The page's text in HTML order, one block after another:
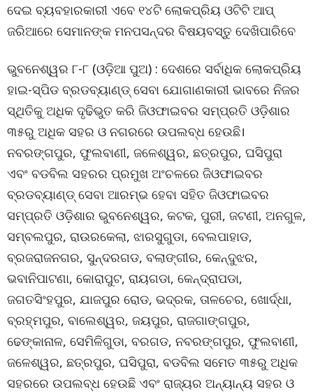
ଦେଇ ବ୍ୟବହାରକାରୀ ଏବେ ୧୪ଟି ଲୋକପ୍ରିୟ ଓଟିଟି ଆପ୍
ଜରିଆରେ ସେମାନଙ୍କ ମନପସନ୍ଦର ବିଷୟବସ୍ତୁ ଦେଖିପାରିବେ
ଭୁବନେଶ୍ୱର ୮-୮ (ଓଡ଼ିଆ ପୁଅ) : ଦେଶରେ ସର୍ବାଧିକ ଲୋକପ୍ରିୟ
ହାଇ-ସ୍ପିଡ ବ୍ରଡବ୍ୟାଣ୍ଡ୍ ସେବା ଯୋଗାଣକାରୀ ଭାବରେ ନିଜର
ସ୍ଥିତିକୁ ଅଧିକ ଦୃଢିଭୁତ କରି ଜିଓଫାଇବର ସମ୍ପ୍ରତି ଓଡ଼ିଶାର
୩୫ରୁ ଅଧିକ ସହର ଓ ନଗରରେ ଉପଲବ୍ଧ ହେଉଛି।
ନବରଙ୍ଗପୁର, ଫୁଲବାଣୀ, ଜଳେଶ୍ୱର, ଛତ୍ରପୁର, ଘସିପୁରା
ଏବଂ ବଡବିଲ ସହରର ପ୍ରମୁଖ ଅଂଚଳରେ ଜିଓଫାଇବର
ବ୍ରଡବ୍ୟାଣ୍ଡ୍ ସେବା ଆରମ୍ଭ ହେବା ସହିତ ଜିଓଫାଇବର
ସମ୍ପ୍ରତି ଓଡ଼ିଶାର ଭୁବନେଶ୍ୱର, କଟକ, ପୁରୀ, ଜଟଣୀ, ଅନଗୁଳ,
ସମ୍ବଲପୁର, ରାଉରକେଲା, ଝାରସୁଗୁଡା, ବେଲପାହାଡ,
ବ୍ରଜରାଜନଗର, ସୁନ୍ଦରଗଡ, ବଲାଙ୍ଗୀର, କେନ୍ଦୁଝର,
ଭବାନିପାଟଣା, କୋରାପୁଟ, ରାୟଗଡା, କେନ୍ଦ୍ରାପଡା,
ଜଗତସିଂହପୁର, ଯାଜପୁର ରୋଡ, ଭଦ୍ରକ, ତାଳଚେର, ଖୋର୍ଦ୍ଧା,
ବ୍ରହ୍ମପୁର, ବାଲେଶ୍ୱର, ଜୟପୁର, ରାଜଗାଙ୍ଗପୁର,
ଢେଙ୍କାନାଳ, ସେମିଳିଗୁଡା, ବରଗଡ, ନବରଙ୍ଗପୁର, ଫୁଲବାଣୀ,
ଜଳେଶ୍ୱର, ଛତ୍ରପୁର, ଘସିପୁରା, ବଡବିଲ ସମେତ ୩୫ରୁ ଅଧିକ
ସହରରେ ଉପଲବ୍ଧ ହେଉଛି ଏବଂ ରାଜ୍ୟର ଅନ୍ୟାନ୍ୟ ସହର ଓ